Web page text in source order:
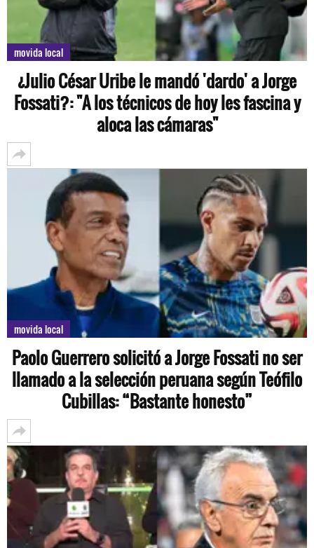
movida local
¿Julio César Uribe le mandó 'dardo' a Jorge
Fossati?: "A los técnicos de hoy les fascina y
aloca las cámaras"
movida local
Paolo Guerrero solicitó a Jorge Fossati no ser
llamado a la selección peruana según Teófilo
Cubillas: “Bastante honesto”